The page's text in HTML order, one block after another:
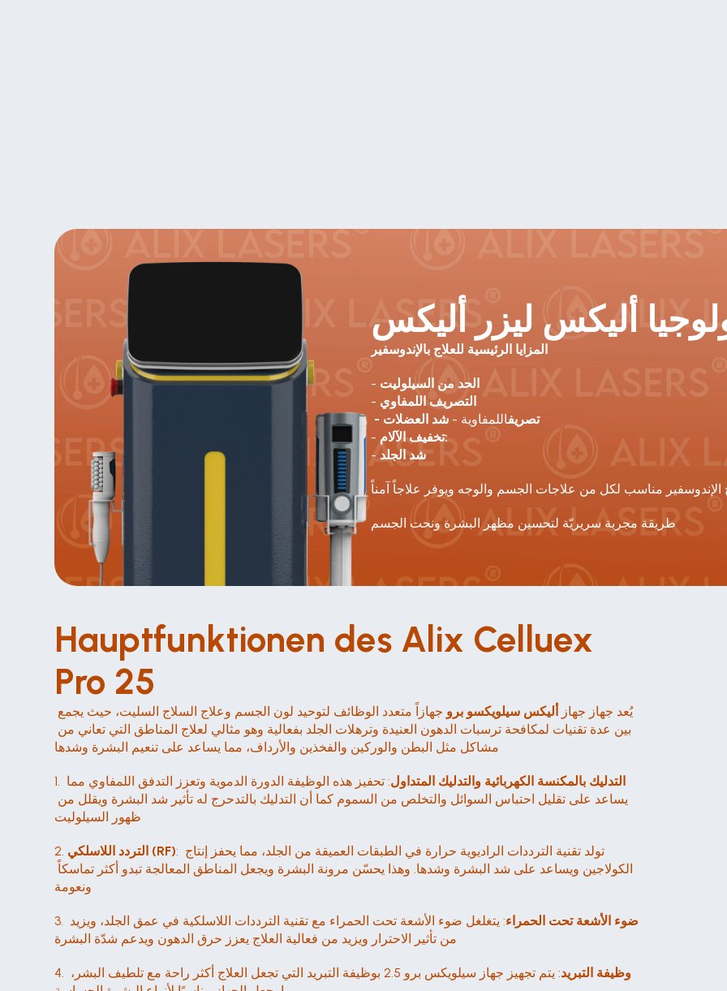
المزايا الرئيسية للعلاج بالإندوسفير
- الحد من السيلوليت
- التصريف اللمفاوي
- تصريفاللمفاوية - شد العضلات
-
تخفيف الآلام:
- شد الجلد
طريقة مجربة سريريّة لتحسين مظهر البشرة ونحت الجسم
Hauptfunktionen des Alix Celluex
Pro 25
يُعد جهاز جهاز أليكس سيلويكسو برو
مشاكل مثل البطن والوركين والفخذين والأرداف، مما يساعد على تنعيم البشرة وشدها
1. التدليك بالمكنسة الكهربائية والتدليك المتداول
ظهور السيلوليت
2. التردد اللاسلكي (RF): تولد تقنية الترددات الراديوية حرارة في الطبقات العميقة من الجلد، مما يحفز إنتاج
ونعومة
3. ضوء الأشعة تحت الحمراء
من تأثير الاحترار ويزيد من فعالية العلاج يعزز حرق الدهون ويدعم شدّة البشرة
4. وظيفة التبريد